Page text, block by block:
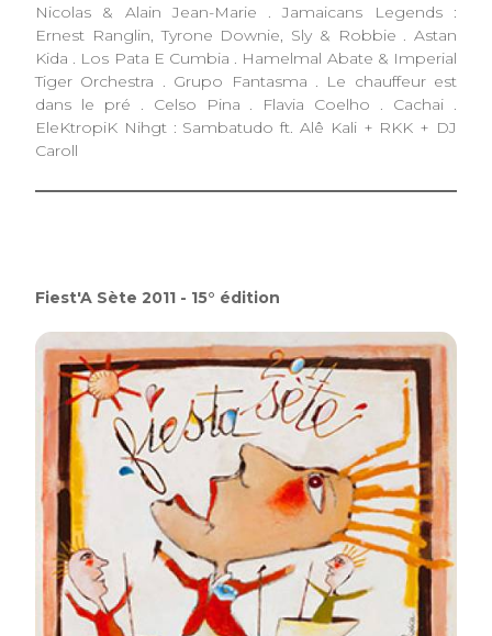
Nicolas & Alain Jean-Marie . Jamaicans Legends :
Ernest Ranglin, Tyrone Downie, Sly & Robbie . Astan
Kida . Los Pata E Cumbia . Hamelmal Abate & Imperial
Tiger Orchestra . Grupo Fantasma . Le chauffeur est
dans le pré . Celso Pina . Flavia Coelho . Cachai .
EleKtropiK Nihgt : Sambatudo ft. Alê Kali + RKK + DJ
Caroll
Fiest'A Sète 2011 - 15° édition